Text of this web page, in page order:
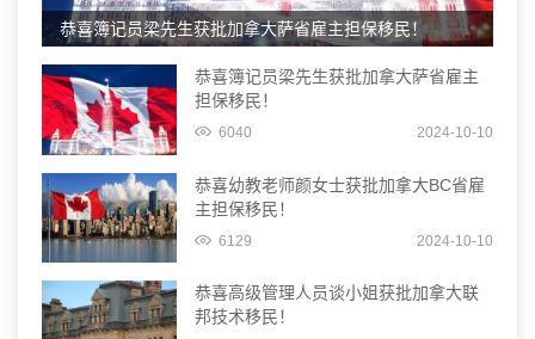
恭喜簿记员梁先生获批加拿大萨省雇主担保移民！
恭喜簿记员梁先生获批加拿大萨省雇主
担保移民！
6040 2024-10-10
恭喜幼教老师颜女士获批加拿大BC省雇
主担保移民！
6129 2024-10-10
恭喜高级管理人员谈小姐获批加拿大联
邦技术移民！